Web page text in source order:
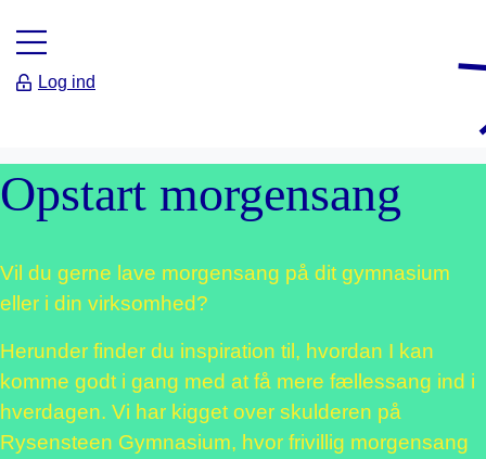
Log ind
Opstart morgensang
Vil du gerne lave morgensang på dit gymnasium
eller i din virksomhed?
Herunder finder du inspiration til, hvordan I kan
komme godt i gang med at få mere fællessang ind i
hverdagen. Vi har kigget over skulderen på
Rysensteen Gymnasium, hvor frivillig morgensang